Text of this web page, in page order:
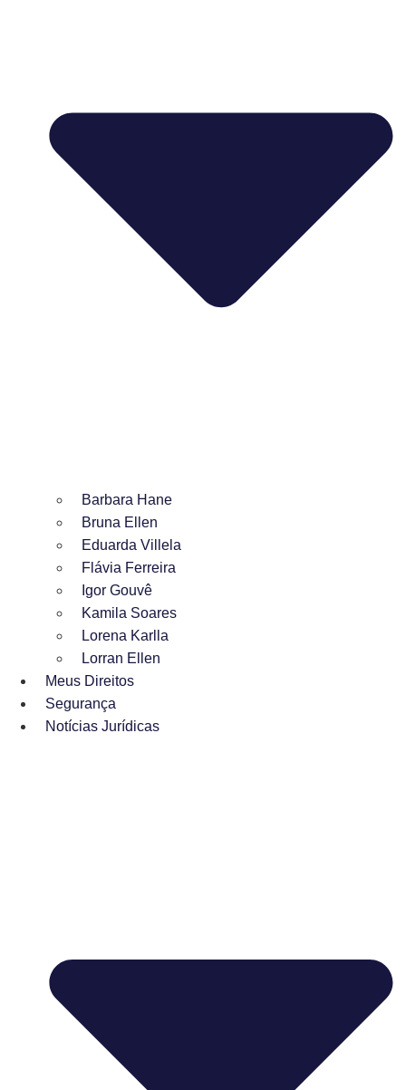
Barbara Hane
Bruna Ellen
Eduarda Villela
Flávia Ferreira
Igor Gouvê
Kamila Soares
Lorena Karlla
Lorran Ellen
Meus Direitos
Segurança
Notícias Jurídicas